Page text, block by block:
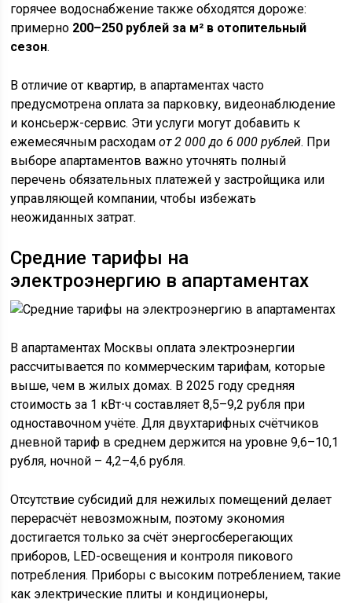
горячее водоснабжение также обходятся дороже:
примерно 200–250 рублей за м² в отопительный
сезон.
В отличие от квартир, в апартаментах часто
предусмотрена оплата за парковку, видеонаблюдение
и консьерж-сервис. Эти услуги могут добавить к
ежемесячным расходамот 2 000 до 6 000 рублей. При
выборе апартаментов важно уточнять полный
перечень обязательных платежей у застройщика или
управляющей компании, чтобы избежать
неожиданных затрат.
Средние тарифы на
электроэнергию в апартаментах
В апартаментах Москвы оплата электроэнергии
рассчитывается по коммерческим тарифам, которые
выше, чем в жилых домах. В 2025 году средняя
стоимость за 1 кВт⋅ч составляет 8,5–9,2 рубля при
одноставочном учёте. Для двухтарифных счётчиков
дневной тариф в среднем держится на уровне 9,6–10,1
рубля, ночной – 4,2–4,6 рубля.
Отсутствие субсидий для нежилых помещений делает
перерасчёт невозможным, поэтому экономия
достигается только за счёт энергосберегающих
приборов, LED-освещения и контроля пикового
потребления. Приборы с высоким потреблением, такие
как электрические плиты и кондиционеры,